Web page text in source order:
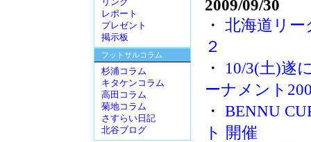
リンク
レポート
プレゼント
掲示板
フットサルコラム
杉浦コラム
キタケンコラム
高田コラム
菊地コラム
さすらい日記
北谷ブログ
2009/09/30
・ 北海道リ
２
・ 10/3(土)遂
ーナメント
・ BENNU
ト 開催